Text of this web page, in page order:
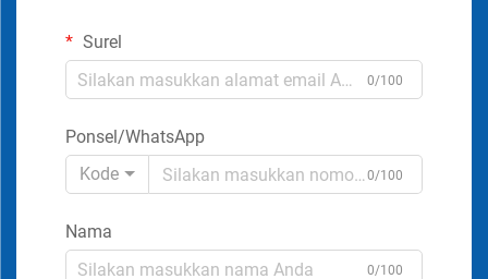
Surel
0/100
Ponsel/WhatsApp
Kode
0/100
Nama
0/100